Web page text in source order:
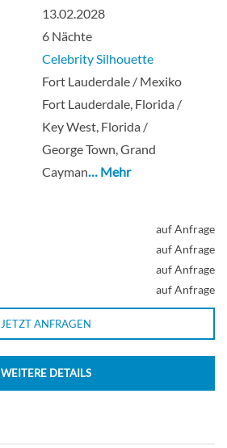
13.02.2028
6 Nächte
Celebrity Silhouette
Fort Lauderdale / Mexiko
Fort Lauderdale, Florida /
Key West, Florida /
George Town, Grand
Cayman… Mehr
auf Anfrage
auf Anfrage
auf Anfrage
auf Anfrage
JETZT ANFRAGEN
WEITERE DETAILS